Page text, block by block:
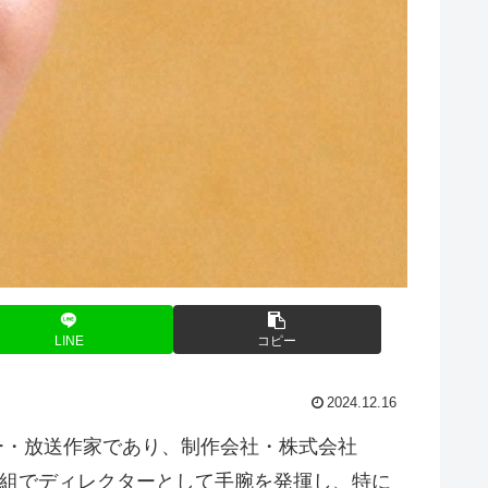
LINE コピー
2024.12.16
放送作家であり、制作会社・株式会社
でディレクターとして手腕を発揮し、特に